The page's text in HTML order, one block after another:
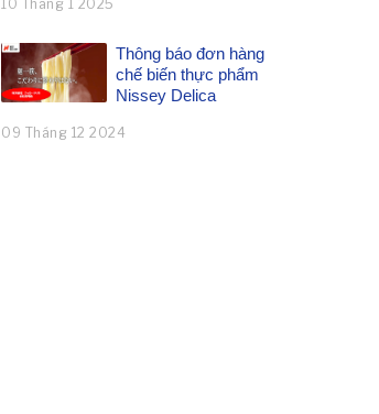
10 Tháng 1 2025
Thông báo đơn hàng
chế biến thực phẩm
Nissey Delica
09 Tháng 12 2024